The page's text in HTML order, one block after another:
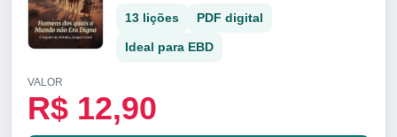
13 lições PDF digital
Ideal para EBD
VALOR
R$ 12,90